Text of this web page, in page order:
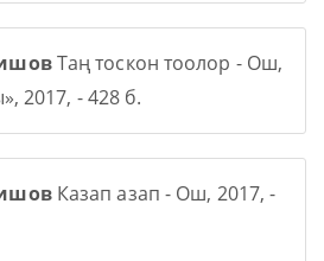
Таң тоскон тоолор - Ош,
2017, - 428 б.
Казап азап - Ош, 2017, -